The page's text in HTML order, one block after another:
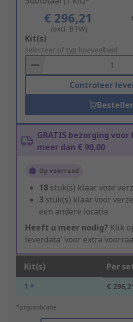
€ 296,21
(excl. BTW)
Add
to
Basket
Kit(s)
selecteer of typ hoeveelheid
Controleer
GRATIS bezorging
meer dan € 90,00
Op voorraad
18 stuk(s) klaar voor
3 stuk(s) klaar voor
een andere locatie
Heeft u meer nodig? Klik
leverdata' voor extra
Kit(s) Per
1 + €
*prijsindicatie